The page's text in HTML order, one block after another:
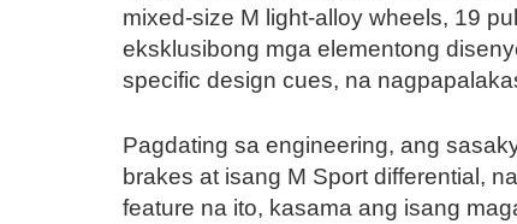
mixed-size M light-alloy wheels, 19
eksklusibong mga elementong
specific design cues, na
Pagdating sa engineering, ang
brakes at isang M Sport differential,
feature na ito, kasama ang isang